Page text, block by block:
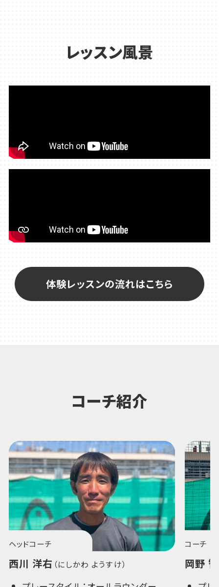
レッスン風景
体験レッスンの流れはこちら
コーチ紹介
ヘッドコーチ
西川 洋右 （にしかわ ようすけ）
コーチ
岡野